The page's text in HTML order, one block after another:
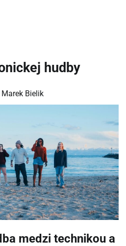
hudby
Marek Bielik
medzi technikou a